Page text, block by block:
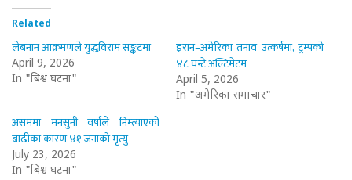
Related
लेबनान आक्रमणले युद्धविराम सङ्कटमा
April 9, 2026
In "बिश्व घटना"
इरान–अमेरिका तनाव उत्कर्षमा, ट्रम्पको
४८ घन्टे अल्टिमेटम
April 5, 2026
In "अमेरिका समाचार"
असममा मनसुनी वर्षाले निम्त्याएको
बाढीका कारण ४१ जनाको मृत्यु
July 23, 2026
In "बिश्व घटना"